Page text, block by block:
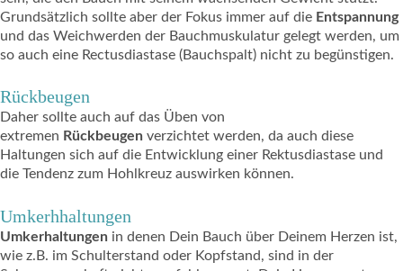
Grundsätzlich sollte aber der Fokus immer auf die Entspannung
und das Weichwerden der Bauchmuskulatur gelegt werden, um
so auch eine Rectusdiastase (Bauchspalt) nicht zu begünstigen.
Rückbeugen
Daher sollte auch auf das Üben von
extremen Rückbeugen verzichtet werden, da auch diese
Haltungen sich auf die Entwicklung einer Rektusdiastase und
die Tendenz zum Hohlkreuz auswirken können.
Umkerhhaltungen
Umkerhaltungen in denen Dein Bauch über Deinem Herzen ist,
wie z.B. im Schulterstand oder Kopfstand, sind in der